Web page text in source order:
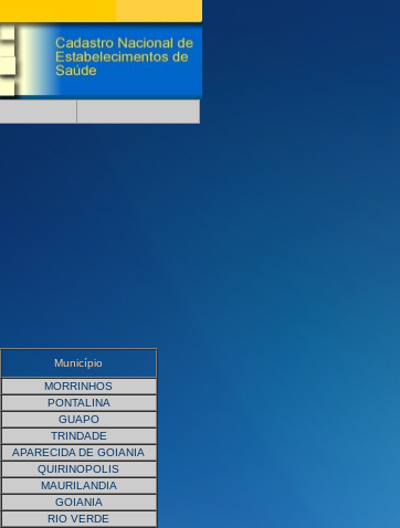
Município
MORRINHOS
PONTALINA
GUAPO
TRINDADE
APARECIDA DE GOIANIA
QUIRINOPOLIS
MAURILANDIA
GOIANIA
RIO VERDE